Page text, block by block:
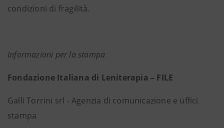
condizioni di fragilità.
Informazioni per la stampa
Fondazione Italiana di Leniterapia – FILE
Galli Torrini srl - Agenzia di comunicazione e uffici
stampa